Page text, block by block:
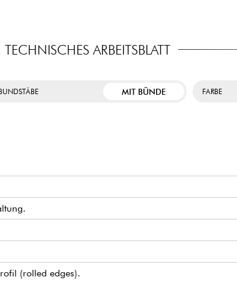
TECHNISCHES ARBEITSBLATT
MIT BÜNDE FARBE
(rolled edges).